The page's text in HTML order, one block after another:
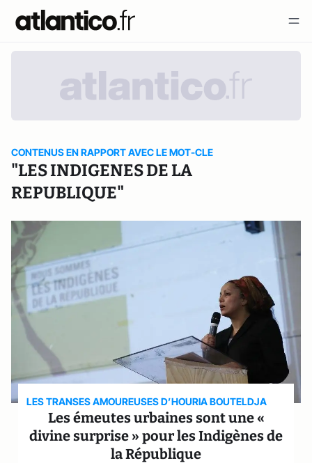
CONTENUS EN RAPPORT AVEC LE MOT-CLE
"LES INDIGENES DE LA
REPUBLIQUE"
LES TRANSES AMOUREUSES D’HOURIA BOUTELDJA
Les émeutes urbaines sont une «
divine surprise » pour les Indigènes de
la République